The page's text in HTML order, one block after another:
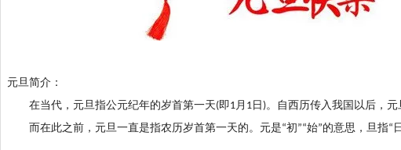
元旦简介：
在当代，元旦指公元纪年的岁首第一天(即1月 1 日 )。自西历传入我国以后，
而在此之前，元旦一直是指农历岁首第一天的。 元是“初 ”“始”的意思，旦指“